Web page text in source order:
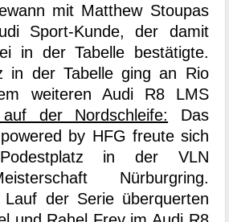
mit Matthew Stoupas
Sport-Kunde, der damit
in der Tabelle bestätigte.
in der Tabelle ging an Rio
weiteren Audi R8 LMS
der Nordschleife: Das
by HFG freute sich
in der VLN
Nürburgring.
Lauf der Serie überquerten